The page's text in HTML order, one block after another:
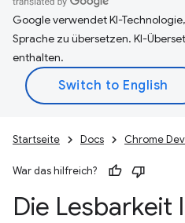
Google verwendet KI-
Sprache zu übersetzen. KI-
enthalten.
Startseite Docs Chrome
War das hilfreich?
Die Lesbarkeit